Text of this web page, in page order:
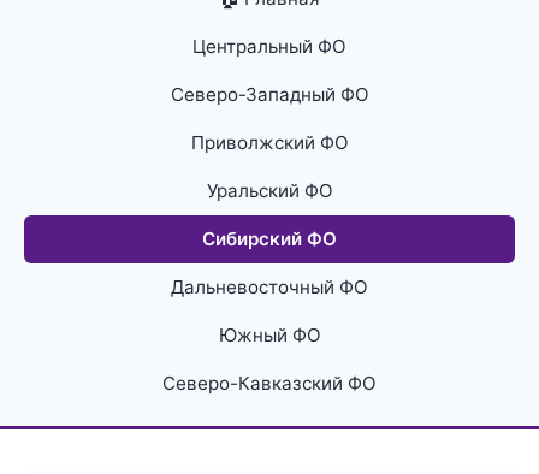
Центральный ФО
Северо-Западный ФО
Приволжский ФО
Уральский ФО
Сибирский ФО
Дальневосточный ФО
Южный ФО
Северо-Кавказский ФО